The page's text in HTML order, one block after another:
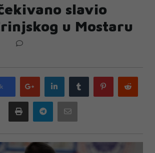
slavio
u Mostaru
Google
plus
LinkedIn Tumblr Pinterest
Print Telegram